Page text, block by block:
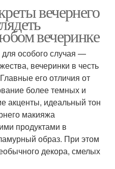
вечернего
вечеринке
особого случая —
вечеринки в честь
его отличия от
более темных и
акценты, идеальный тон
макияжа
продуктами в
образ. При этом
декора, смелых